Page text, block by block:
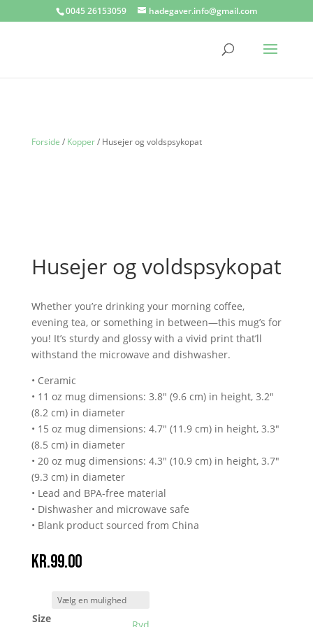
0045 26153059 hadegaver.info@gmail.com
Forside / Kopper/ Husejer og voldspsykopat
Husejer og voldspsykopat
Whether you’re drinking your morning coffee,
evening tea, or something in between—this mug’s for
you! It’s sturdy and glossy with a vivid print that’ll
withstand the microwave and dishwasher.
• Ceramic
• 11 oz mug dimensions: 3.8″ (9.6 cm) in height, 3.2″
(8.2 cm) in diameter
• 15 oz mug dimensions: 4.7″ (11.9 cm) in height, 3.3″
(8.5 cm) in diameter
• 20 oz mug dimensions: 4.3″ (10.9 cm) in height, 3.7″
(9.3 cm) in diameter
• Lead and BPA-free material
• Dishwasher and microwave safe
• Blank product sourced from China
kr.99.00
Size